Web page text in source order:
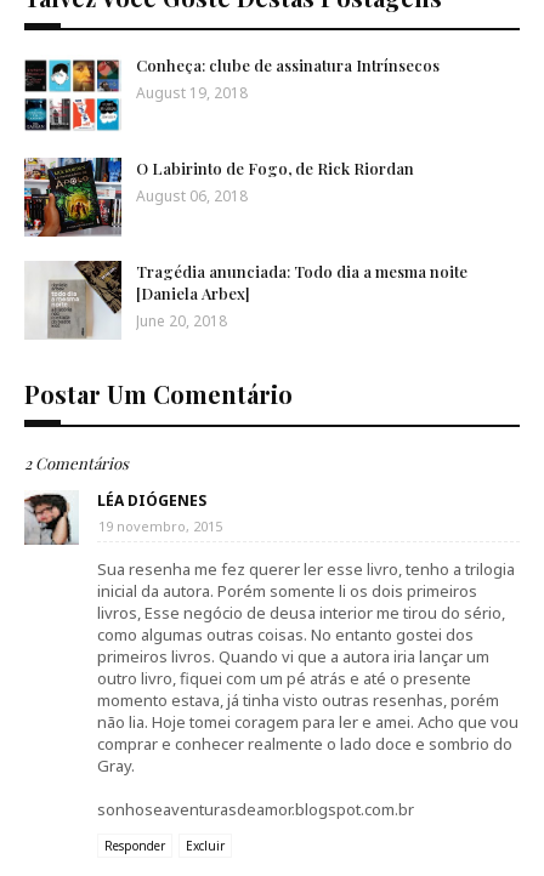
Conheça: clube de assinatura Intrínsecos
August 19, 2018
O Labirinto de Fogo, de Rick Riordan
August 06, 2018
Tragédia anunciada: Todo dia a mesma noite
[Daniela Arbex]
June 20, 2018
Postar Um Comentário
2 Comentários
LÉA DIÓGENES
19 novembro, 2015
Sua resenha me fez querer ler esse livro, tenho a trilogia
inicial da autora. Porém somente li os dois primeiros
livros, Esse negócio de deusa interior me tirou do sério,
como algumas outras coisas. No entanto gostei dos
primeiros livros. Quando vi que a autora iria lançar um
outro livro, fiquei com um pé atrás e até o presente
momento estava, já tinha visto outras resenhas, porém
não lia. Hoje tomei coragem para ler e amei. Acho que vou
comprar e conhecer realmente o lado doce e sombrio do
Gray.
sonhoseaventurasdeamor.blogspot.com.br
Responder Excluir